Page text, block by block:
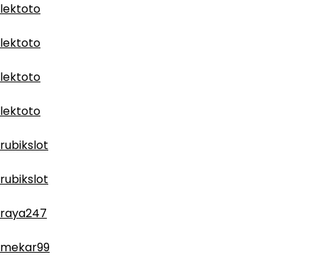
lektoto
lektoto
lektoto
lektoto
rubikslot
rubikslot
raya247
mekar99